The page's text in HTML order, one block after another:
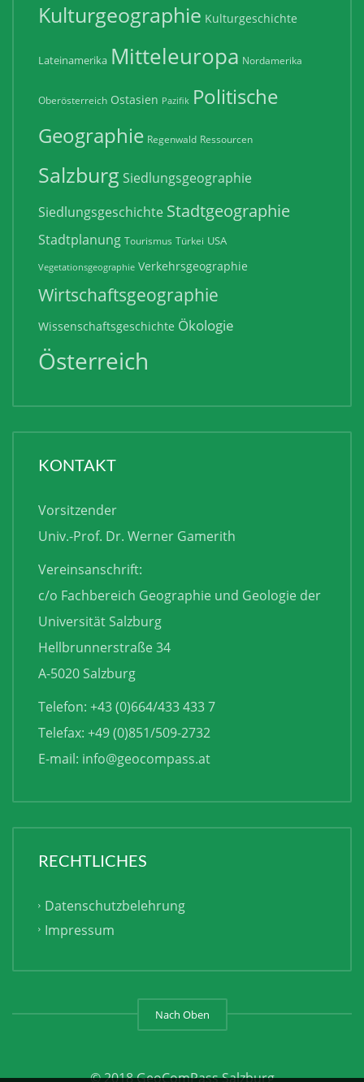
Kulturgeographie Kulturgeschichte
Lateinamerika Mitteleuropa Nordamerika
Oberösterreich Ostasien Pazifik Politische
Geographie Regenwald Ressourcen
Salzburg Siedlungsgeographie
Siedlungsgeschichte Stadtgeographie
Stadtplanung Tourismus Türkei USA
Vegetationsgeographie Verkehrsgeographie
Wirtschaftsgeographie
Wissenschaftsgeschichte Ökologie
Österreich
KONTAKT
Vorsitzender
Univ.-Prof. Dr. Werner Gamerith
Vereinsanschrift:
c/o Fachbereich Geographie und Geologie der
Universität Salzburg
Hellbrunnerstraße 34
A-5020 Salzburg
Telefon: +43 (0)664/433 433 7
Telefax: +49 (0)851/509-2732
E-mail: info@geocompass.at
RECHTLICHES
Datenschutzbelehrung
Impressum
Nach Oben
© 2018 GeoComPass Salzburg